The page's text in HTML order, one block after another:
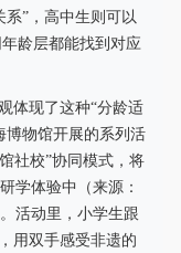
”，高中生则可以
龄层都能找到对应
体现了这种“分龄适
博物馆开展的系列活
社校”协同模式，将
学体验中（来源：
活动里，小学生跟
用双手感受非遗的